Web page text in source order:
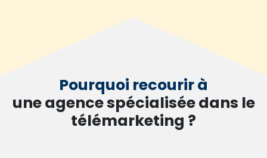
Pourquoi recourir à
une agence spécialisée dans le
télémarketing ?